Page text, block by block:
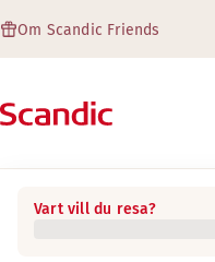
Om Scandic Friends
Vart vill du resa?